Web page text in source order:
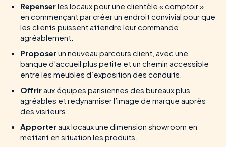
Repenserles locaux pour une clientèle « comptoir »,
en commençant par créer un endroit convivial pour que
les clients puissent attendre leur commande
agréablement.
Proposerun nouveau parcours client, avec une
banque d’accueil plus petite et un chemin accessible
entre les meubles d’exposition des conduits.
Offriraux équipes parisiennes des bureaux plus
agréables et redynamiser l’image de marque auprès
des visiteurs.
Apporteraux locaux une dimension showroom en
mettant en situation les produits.